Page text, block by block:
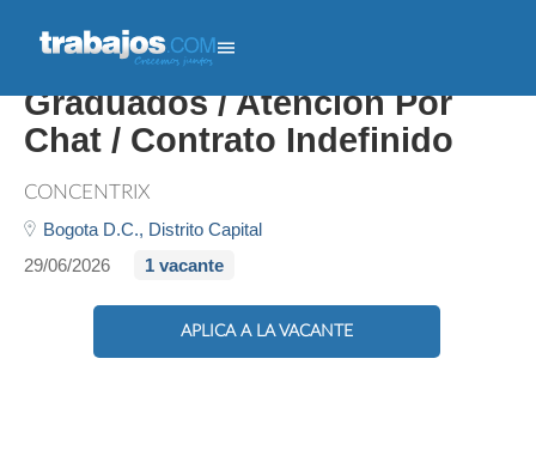
Desde Bachilleres
Graduados / Atención Por
Chat / Contrato Indefinido
CONCENTRIX
Bogota D.C., Distrito Capital
29/06/2026
1 vacante
APLICA A LA VACANTE